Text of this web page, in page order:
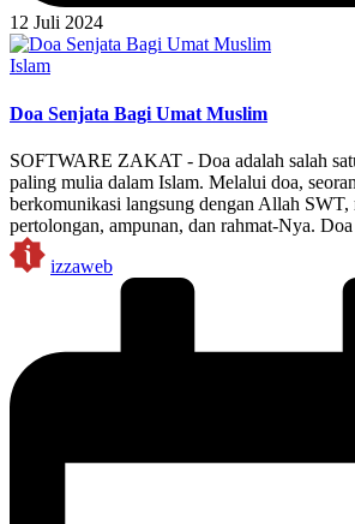
12 Juli 2024
Posted
Islam
Doa Senjata Bagi Umat Muslim
SOFTWARE ZAKAT - Doa adalah salah
paling mulia dalam Islam. Melalui doa,
berkomunikasi langsung dengan Allah SWT,
pertolongan, ampunan, dan rahmat-Nya.
Posted
by
izzaweb